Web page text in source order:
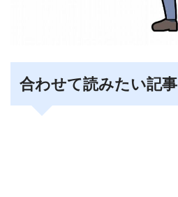
合わせて読みたい記事